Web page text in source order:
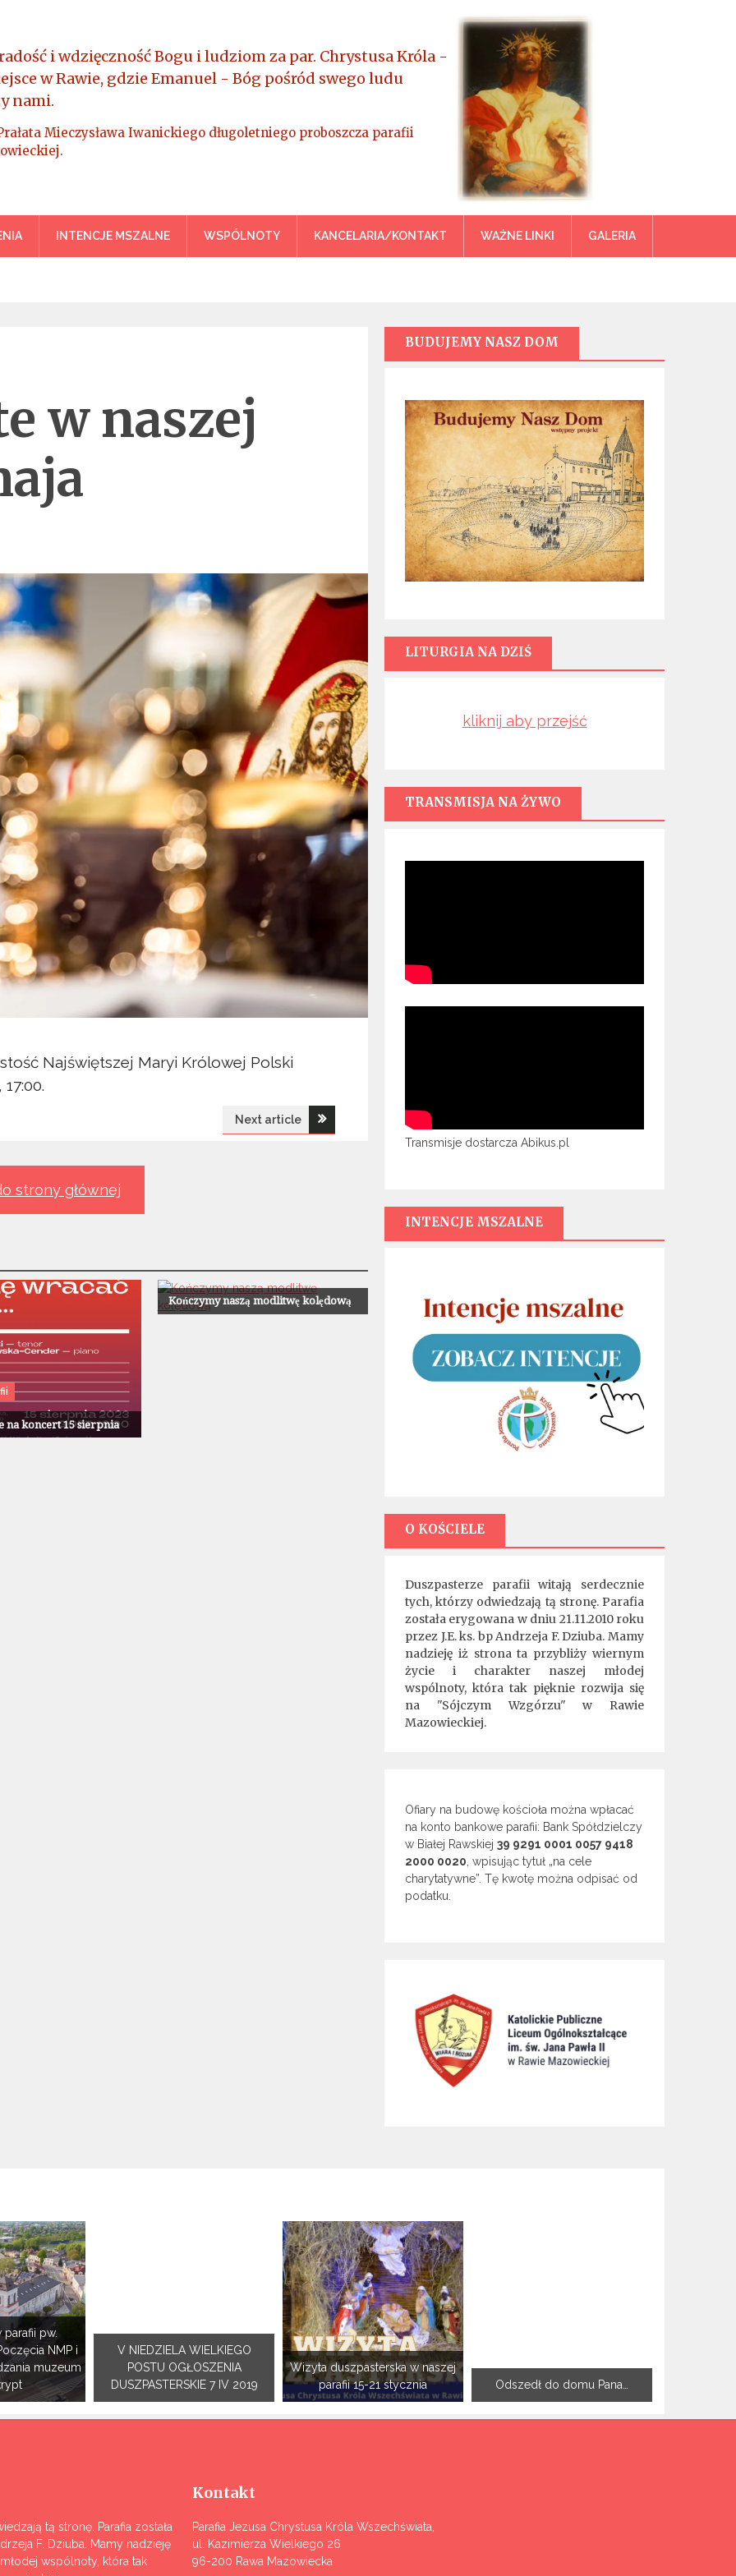
Wszechświata – Rawa Mazowiecka
i wdzięczność Bogu i ludziom za par. Chrystusa Króla -
w Rawie, gdzie Emanuel - Bóg pośród swego ludu
nami.
Mieczysława Iwanickiego długoletniego proboszcza parafii
INTENCJE MSZALNE WSPÓLNOTY KANCELARIA/KONTAKT WAŻNE LINKI GALERIA
w naszej
Najświętszej Maryi Królowej Polski
Next article
strony głównej
na koncert 15 sierpnia
Z Życia Parafii
Kończymy naszą modlitwę kolędową
BUDUJEMY NASZ DOM
LITURGIA NA DZIŚ
kliknij aby przejść
TRANSMISJA NA ŻYWO
Transmisje dostarcza Abikus.pl
INTENCJE MSZALNE
O KOŚCIELE
Duszpasterze parafii witają serdecznie
tych, którzy odwiedzają tą stronę. Parafia
została erygowana w dniu 21.11.2010 roku
przez J.E. ks. bp Andrzeja F. Dziuba. Mamy
nadzieję iż strona ta przybliży wiernym
życie i charakter naszej młodej
wspólnoty, która tak pięknie rozwija się
na "Sójczym Wzgórzu" w Rawie
Mazowieckiej.
Ofiary na budowę kościoła można wpłacać
na konto bankowe parafii: Bank Spółdzielczy
w Białej Rawskiej 39 9291 0001 0057 9418
2000 0020 , wpisując tytuł „na cele
charytatywne”. Tę kwotę można odpisać od
podatku.
parafii pw.
NMP i
muzeum
V NIEDZIELA WIELKIEGO
POSTU OGŁOSZENIA
DUSZPASTERSKIE 7 IV 2019
Wizyta duszpasterska w naszej
parafii 15-21 stycznia
Odszedł do domu Pana…
tą stronę. Parafia została
F. Dziuba. Mamy nadzieję
wspólnoty, która tak
Kontakt
Parafia Jezusa Chrystusa Króla Wszechświata,
ul. Kazimierza Wielkiego 26
96-200 Rawa Mazowiecka